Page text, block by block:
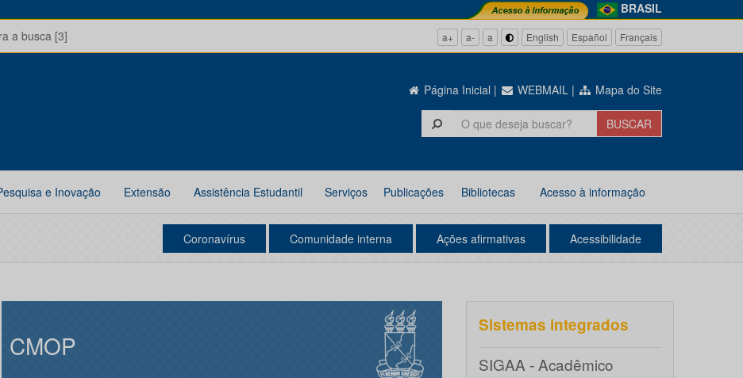
BRASIL
a busca [3] a+ a- a English Español Français
Página Inicial | WEBMAIL | Mapa do Site
e Inovação Extensão Assistência Estudantil Serviços Publicações Bibliotecas Acesso à informação
Coronavírus Comunidade interna Ações afirmativas Acessibilidade
CMOP
Sistemas integrados
SIGAA - Acadêmico